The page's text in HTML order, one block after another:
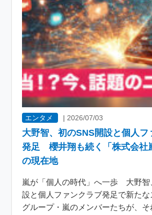
エンタメ |2026/07/03
大野智、初のSNS開設と個人フ
発足 櫻井翔も続く「株式会社
の現在地
嵐が「個人の時代」へ一歩 大野智
設と個人ファンクラブ発足で新た
グループ・嵐のメンバーたちが、